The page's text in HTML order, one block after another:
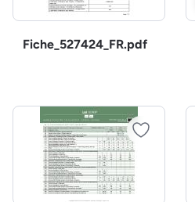
Fiche_527424_FR.pdf